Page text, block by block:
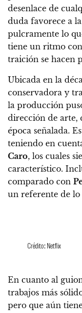
desenlace de
duda favorece a
pulcramente lo
tiene un ritmo
traición se hacen
Ubicada en la
conservadora y
la producción
dirección de arte,
época señalada.
teniendo en
Caro, los cuales
característico.
comparado con
un referente de lo
Crédito: Netflix
En cuanto al
trabajos más
pero que aún